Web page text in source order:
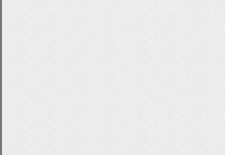
height:120px;
overflow:hidden;
}
.sliderArrows a{
display:none;
text-indent:-9999px;
}
</div>
</div>